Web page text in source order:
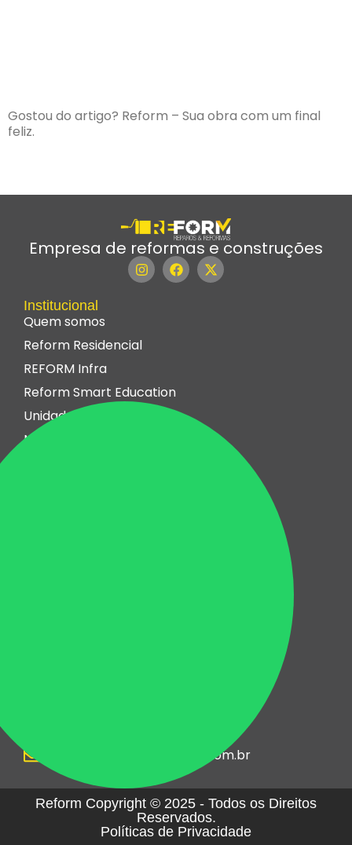
Gostou do artigo? Reform – Sua obra com um final
feliz.
Empresa de reformas e construções
Institucional
Quem somos
Reform Residencial
REFORM Infra
Reform Smart Education
Unidades
Noticias
engenharia@reformweb.com.br
Reform Copyright © 2025 - Todos os Direitos
Reservados.
Políticas de Privacidade